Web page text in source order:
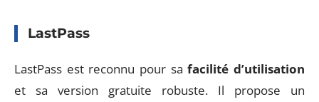
LastPass
LastPass est reconnu pour safacilité d’utilisation
et sa version gratuite robuste. Il propose un